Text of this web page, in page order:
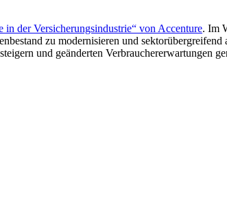
in der Versicherungsindustrie“ von Accenture. Im
zu modernisieren und sektorübergreifend
und geänderten Verbrauchererwartungen